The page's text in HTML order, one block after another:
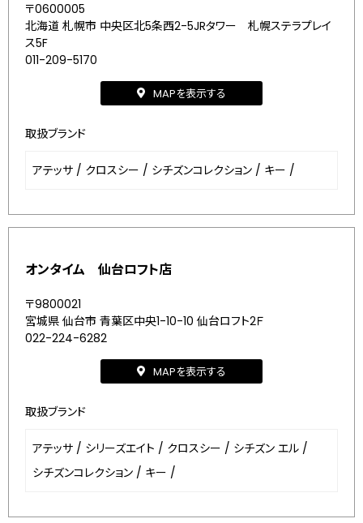
〒0600005
北海道 札幌市 中央区北5条西2-5JRタワー 札幌ステラプレイ
ス5F
011-209-5170
MAPを表示する
取扱ブランド
アテッサ / クロスシー / シチズンコレクション / キー /
オンタイム 仙台ロフト店
〒9800021
宮城県 仙台市 青葉区中央1-10-10 仙台ロフト2Ｆ
022-224-6282
MAPを表示する
取扱ブランド
アテッサ / シリーズエイト / クロスシー / シチズン エル /
シチズンコレクション / キー /